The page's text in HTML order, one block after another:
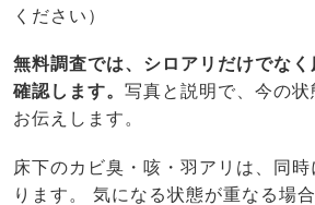
ください）
無料調査では、シロアリだけでなく
確認します。 写真と説明で、今の状
お伝えします。
床下のカビ臭・咳・羽アリは、同
ります。 気になる状態が重なる場